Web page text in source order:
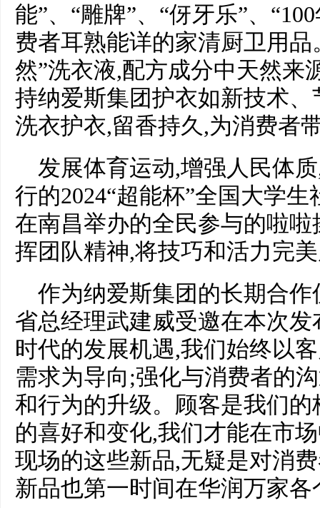
能”、“雕牌”、“伢牙乐”、
费者耳熟能详的家清厨卫用
然”洗衣液,配方成分中天然来
持纳爱斯集团护衣如新技术
洗衣护衣,留香持久,为消费者
发展体育运动,增强人民体
行的2024“超能杯”全国大学
在南昌举办的全民参与的啦
挥团队精神,将技巧和活力完
作为纳爱斯集团的长期合
省总经理武建威受邀在本次
时代的发展机遇,我们始终以
需求为导向;强化与消费者的
和行为的升级。顾客是我们
的喜好和变化,我们才能在市
现场的这些新品,无疑是对消
新品也第一时间在华润万家各